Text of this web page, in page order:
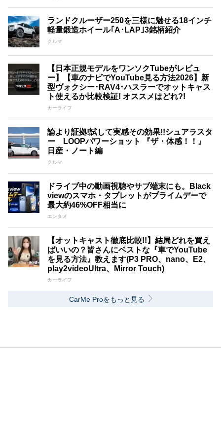
ランドクルーザー250を三様に魅せる18インチ
軽量鍛造ホイール｢A･LAP｣3銘柄紹介
クルマ
【日本正規モデルをワンソクTubeがレビュ
ー】【車のナビでYouTube見る方法2026】新
型ヴォクシー･RAV4･ハスラーでオットキャス
ト使えるか比較検証! オススメはどれ?!
カーライフ
論より証拠!試して実感その効果!!シュアラスタ
ー LOOPパワーショット 『ザ・体感！！』
日産・ノート編
クルマ
ドライブ中の動画視聴やサブ端末にも。Black
viewのスマホ・タブレットがプライムデーで
最大約46%OFF相当に
エンタメ
【オットキャスト徹底比較!!】結局どれを買え
ばいいの？皆さんにベストな『車でYouTube
を見る方法』教えます(P3 PRO、nano、E2、
play2videoUltra、Mirror Touch)
カーライフ
CarMe Proをもっと見る